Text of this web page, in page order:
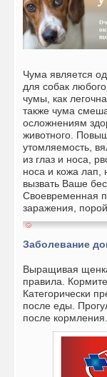
Чума является
для собак
чумы, как
также чума
осложнениям
животного.
утомляемость,
из глаз и носа,
носа и кожа лап,
вызвать Ваше
Своевременная
заражения,
Заболевание
Выращивая
правила.
Категорически
после еды.
после кормления.